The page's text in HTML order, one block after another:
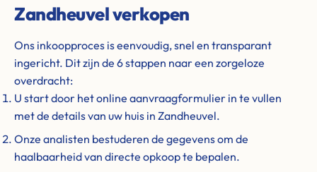
Zandheuvel verkopen
Ons inkoopproces is eenvoudig, snel en transparant
ingericht. Dit zijn de 6 stappen naar een zorgeloze
overdracht:
U start door het online aanvraagformulier in te vullen
met de details van uw huis in Zandheuvel.
Onze analisten bestuderen de gegevens om de
haalbaarheid van directe opkoop te bepalen.